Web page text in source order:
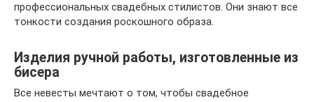
профессиональных свадебных стилистов. Они знают все
тонкости создания роскошного образа.
Изделия ручной работы, изготовленные из
бисера
Все невесты мечтают о том, чтобы свадебное